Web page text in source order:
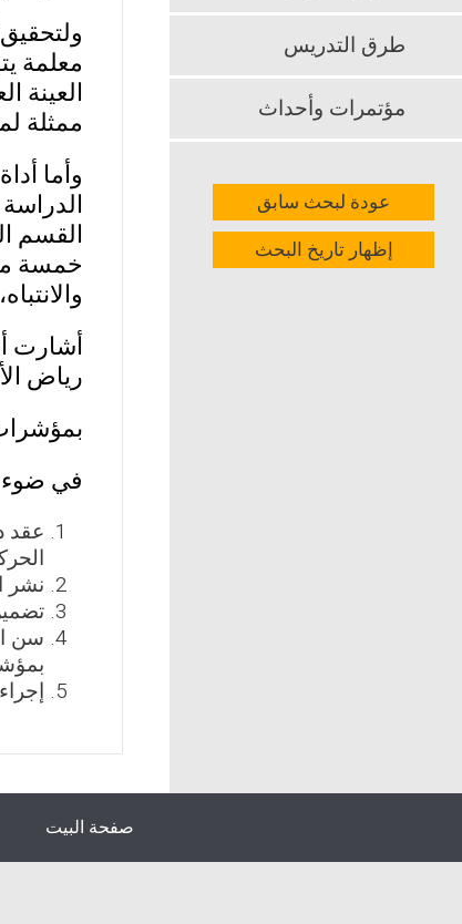
العينة
ممثلة
وأما
خمسة
أشارت
رياض
في ضوء
عقد
نشر
سن
طرق التدريس
مؤتمرات وأحداث
عودة لبحث سابق
إظهار تاريخ البحث
صفحة البيت